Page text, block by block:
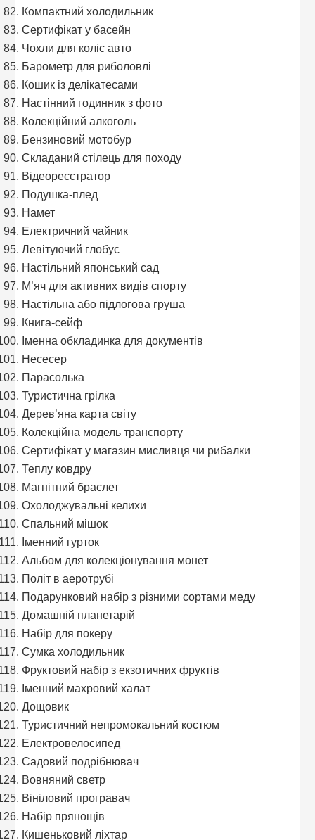
Компактний холодильник
Сертифікат у басейн
Чохли для коліс авто
Барометр для риболовлі
Кошик із делікатесами
Настінний годинник з фото
Колекційний алкоголь
Бензиновий мотобур
Складаний стілець для походу
Відеореєстратор
Подушка-плед
Намет
Електричний чайник
Левітуючий глобус
Настільний японський сад
М’яч для активних видів спорту
Настільна або підлогова груша
Книга-сейф
Іменна обкладинка для документів
Несесер
Парасолька
Туристична грілка
Дерев’яна карта світу
Колекційна модель транспорту
Сертифікат у магазин мисливця чи рибалки
Теплу ковдру
Магнітний браслет
Охолоджувальні келихи
Спальний мішок
Іменний гурток
Альбом для колекціонування монет
Політ в аеротрубі
Подарунковий набір з різними сортами меду
Домашній планетарій
Набір для покеру
Сумка холодильник
Фруктовий набір з екзотичних фруктів
Іменний махровий халат
Дощовик
Туристичний непромокальний костюм
Електровелосипед
Садовий подрібнювач
Вовняний светр
Вініловий програвач
Набір прянощів
Кишеньковий ліхтар